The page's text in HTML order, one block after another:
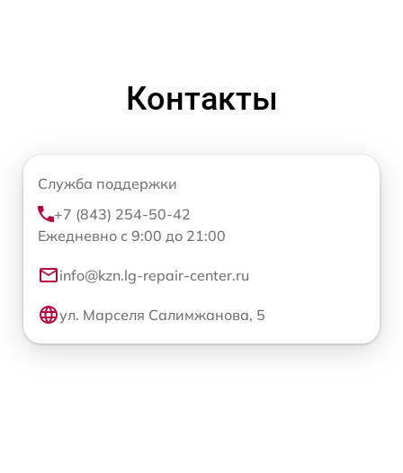
Контакты
Служба поддержки
+7 (843) 254-50-42
Ежедневно с 9:00 до 21:00
info@kzn.lg-repair-center.ru
ул. Марселя Салимжанова, 5